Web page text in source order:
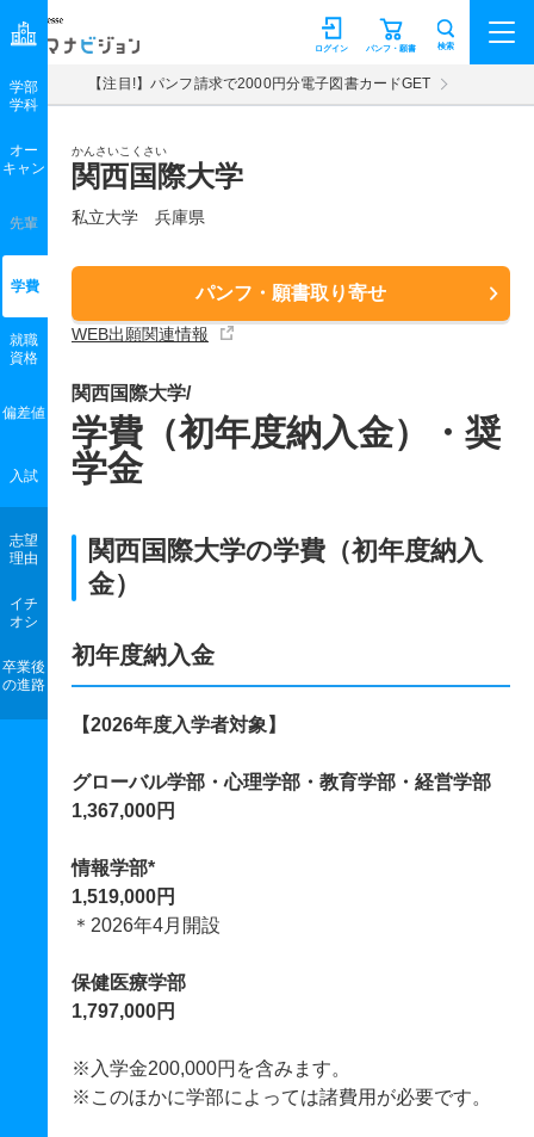
マナビジョン パンフ・願書
ログイン 検索
【注目!】パンフ請求で2000円分電子図書カードGET
かんさいこくさい
関西国際大学
私立大学 兵庫県
パンフ・願書取り寄せ
WEB出願関連情報
学部
学科
オー
キャン
先輩
学費
就職
資格
偏差値
入試
志望
理由
イチ
オシ
卒業後
の進路
関西国際大学/
学費（初年度納入金）・奨
学金
関西国際大学の学費（初年度納入
金）
初年度納入金
【2026年度入学者対象】
グローバル学部・心理学部・教育学部・経営学部
1,367,000円
情報学部*
1,519,000円
＊2026年4月開設
保健医療学部
1,797,000円
※入学金200,000円を含みます。
※このほかに学部によっては諸費用が必要です。